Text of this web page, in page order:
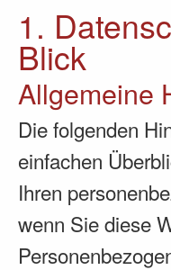
1.
Blick
Allgemeine
Die folgenden
einfachen
Ihren
wenn Sie diese